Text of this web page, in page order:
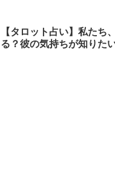
【タロット占い】私たち
る？彼の気持ちが知りた